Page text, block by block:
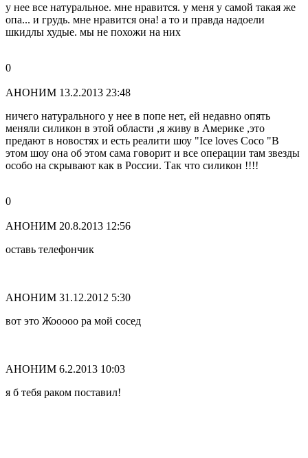
у нее все натуральное. мне нравится. у меня у самой такая же
опа... и грудь. мне нравится она! а то и правда надоели
шкидлы худые. мы не похожи на них
0
АНОНИМ 13.2.2013 23:48
ничего натурального у нее в попе нет, ей недавно опять
меняли силикон в этой области ,я живу в Америке ,это
предают в новостях и есть реалити шоу "Ice loves Coco "В
этом шоу она об этом сама говорит и все операции там звезды
особо на скрывают как в России. Так что силикон !!!!
0
АНОНИМ 20.8.2013 12:56
оставь телефончик
АНОНИМ 31.12.2012 5:30
вот это Жооооо ра мой сосед
АНОНИМ 6.2.2013 10:03
я б тебя раком поставил!